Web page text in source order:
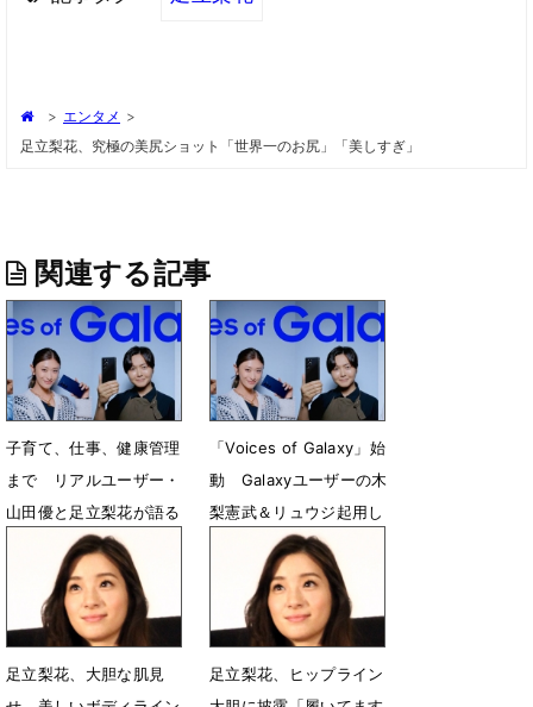
> エンタメ >
足立梨花、究極の美尻ショット「世界一のお尻」「美しすぎ」
関連する記事
子育て、仕事、健康管理
まで リアルユーザー・
山田優と足立梨花が語る
「Galaxy」のある日常
10月16日 15時00分
「Voices of Galaxy」始
動 Galaxyユーザーの木
梨憲武＆リュウジ起用し
たWEB CMを公開
9月30日 22時06分
足立梨花、大胆な肌見
足立梨花、ヒップライン